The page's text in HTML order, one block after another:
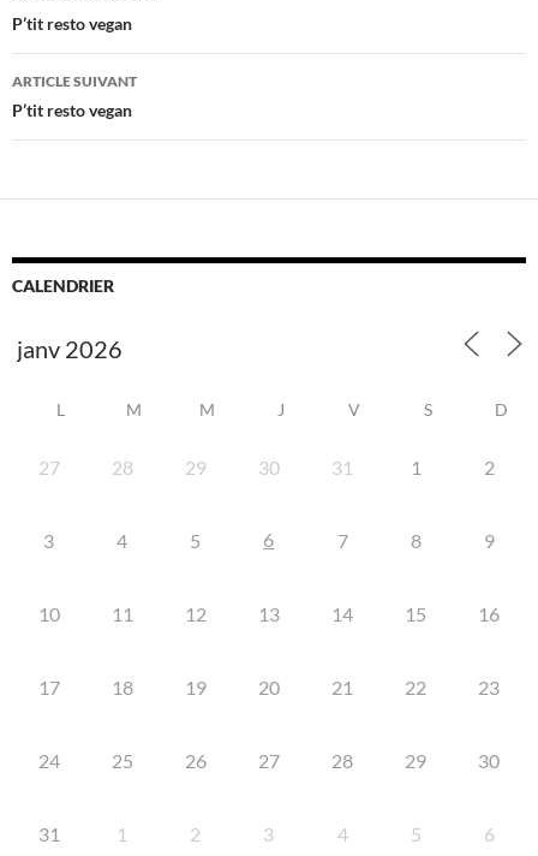
des
articles
P’tit resto vegan
ARTICLE SUIVANT
P’tit resto vegan
CALENDRIER
L M M J V S D
27 28 29 30 31 1 2
3 4 5 6 7 8 9
10 11 12 13 14 15 16
17 18 19 20 21 22 23
24 25 26 27 28 29 30
31 1 2 3 4 5 6